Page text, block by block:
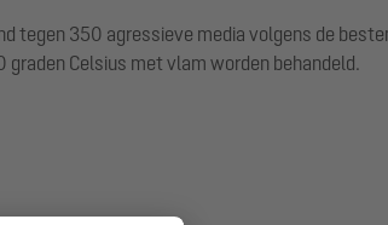
tegen 350 agressieve media volgens de
Celsius met vlam worden behandeld.